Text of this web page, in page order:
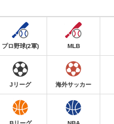
プロ野球(2軍) MLB
Jリーグ 海外サッカー